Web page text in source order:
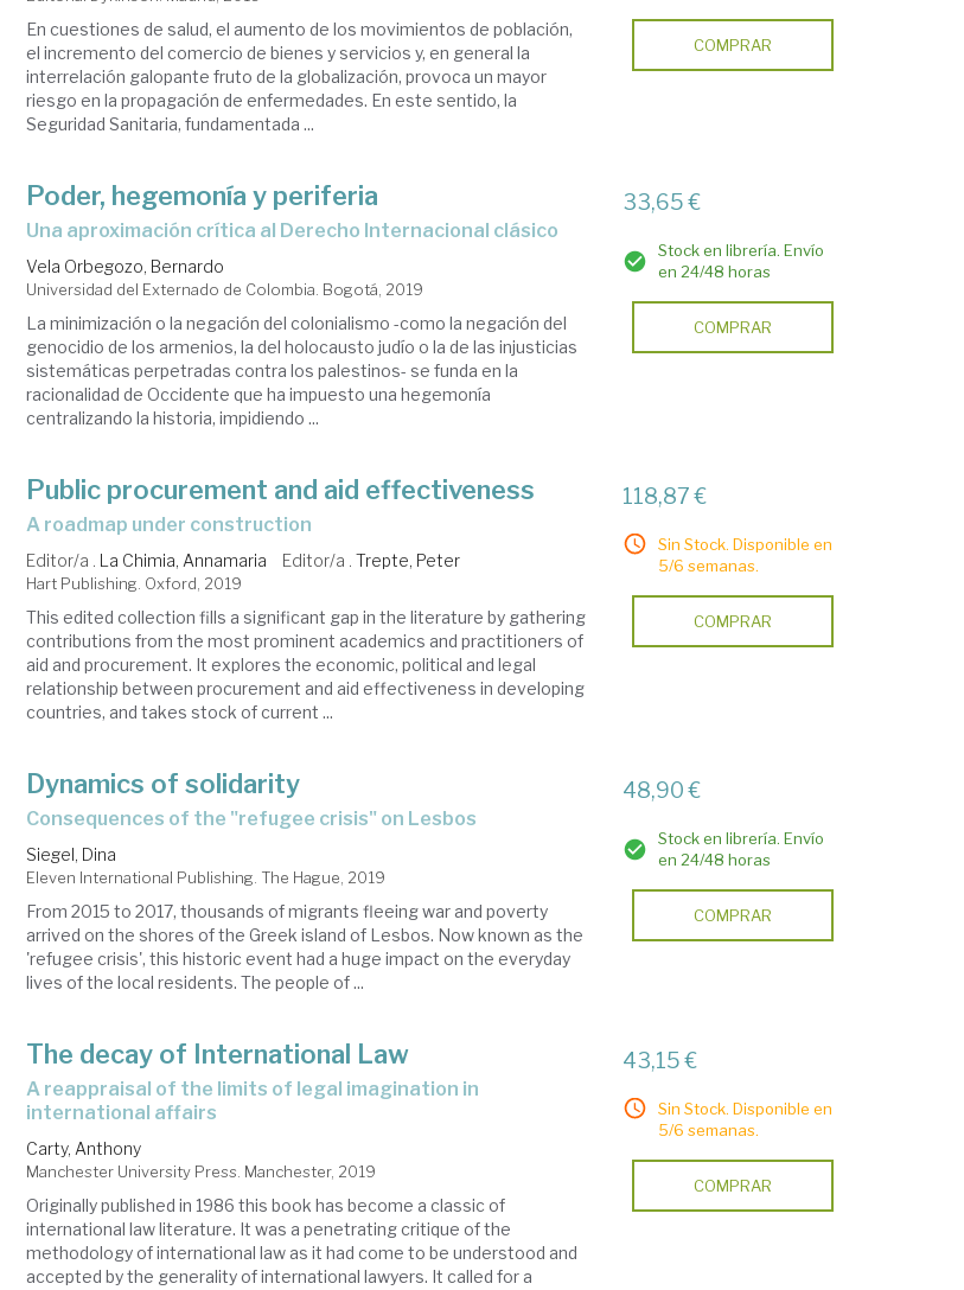
En cuestiones de salud, el aumento de los movimientos de población,
el incremento del comercio de bienes y servicios y, en general la
interrelación galopante fruto de la globalización, provoca un mayor
riesgo en la propagación de enfermedades. En este sentido, la
Seguridad Sanitaria, fundamentada ...
COMPRAR
Poder, hegemonía y periferia
una aproximación crítica al Derecho Internacional clásico
Vela Orbegozo, Bernardo
Universidad del Externado de Colombia. Bogotá, 2019
La minimización o la negación del colonialismo -como la negación del
genocidio de los armenios, la del holocausto judío o la de las injusticias
sistemáticas perpetradas contra los palestinos- se funda en la
racionalidad de Occidente que ha impuesto una hegemonía
centralizando la historia, impidiendo ...
33,65 €
Stock en librería. Envío
en 24/48 horas
COMPRAR
Public procurement and aid effectiveness
a roadmap under construction
Editor/a . La Chimia, Annamaria Editor/a .Trepte, Peter
Hart Publishing. Oxford, 2019
This edited collection fills a significant gap in the literature by gathering
contributions from the most prominent academics and practitioners of
aid and procurement. It explores the economic, political and legal
relationship between procurement and aid effectiveness in developing
countries, and takes stock of current ...
118,87 €
Sin Stock. Disponible en
5/6 semanas.
COMPRAR
Dynamics of solidarity
consequences of the "refugee crisis" on Lesbos
Siegel, Dina
Eleven International Publishing. The Hague, 2019
From 2015 to 2017, thousands of migrants fleeing war and poverty
arrived on the shores of the Greek island of Lesbos. Now known as the
'refugee crisis', this historic event had a huge impact on the everyday
lives of the local residents. The people of ...
48,90 €
Stock en librería. Envío
en 24/48 horas
COMPRAR
The decay of International Law
a reappraisal of the limits of legal imagination in
international affairs
Carty, Anthony
Manchester University Press. Manchester, 2019
Originally published in 1986 this book has become a classic of
international law literature. It was a penetrating critique of the
methodology of international law as it had come to be understood and
accepted by the generality of international lawyers. It called for a
43,15 €
Sin Stock. Disponible en
5/6 semanas.
COMPRAR